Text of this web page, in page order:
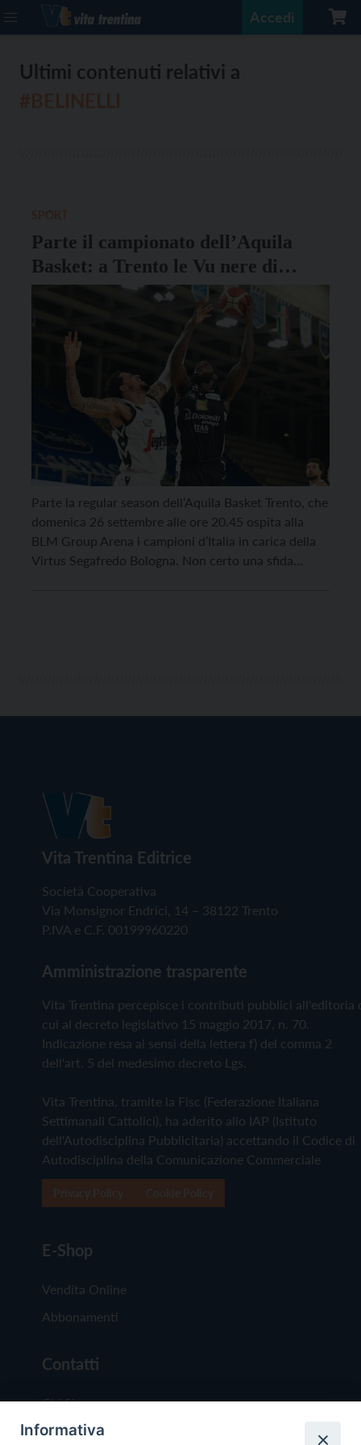
Accedi
Ultimi contenuti relativi a
Parte il campionato dell’Aquila
Basket: a Trento le Vu nere di
Belinelli e Teodosic
Parte la regular season dell’Aquila Basket Trento, che
domenica 26 settembre alle ore 20.45 ospita alla
BLM Group Arena i campioni d’Italia in carica della
Virtus Segafredo Bologna. Non certo una sfida
Vita Trentina Editrice
Società Cooperativa
Via Monsignor Endrici, 14 – 38122 Trento
P.IVA e C.F. 00199960220
Amministrazione trasparente
Vita Trentina percepisce i contributi pubblici all'editoria
cui al decreto legislativo 15 maggio 2017, n. 70.
Indicazione resa ai sensi della lettera f) del comma 2
dell'art. 5 del medesimo decreto Lgs.
Vita Trentina, tramite la Fisc (Federazione Italiana
Settimanali Cattolici), ha aderito allo IAP (Istituto
dell'Autodisciplina Pubblicitaria) accettando il Codice di
Autodisciplina della Comunicazione Commerciale
E-Shop
Vendita Online
Abbonamenti
Contatti
Chi Siamo
Redazione
Informativa